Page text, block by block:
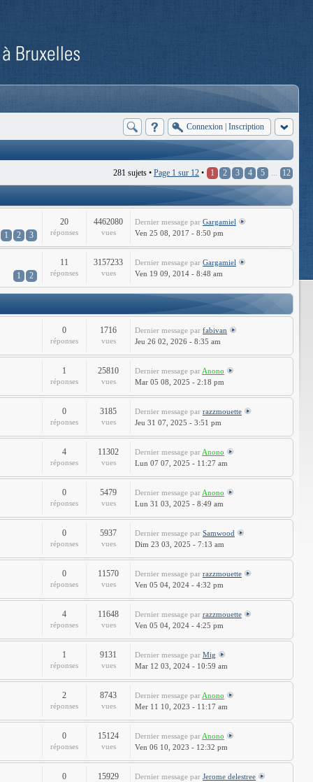
Connexion Inscription
281 sujets • Page 1 sur 12 • 1 2 3 4 5 ... 12
1 2 3
20
réponses
4462080
vues
Dernier message par Gargamiel
Ven 25 08, 2017 - 8:50 pm
1 2
11
réponses
3157233
vues
Dernier message par Gargamiel
Ven 19 09, 2014 - 8:48 am
0
réponses
1716
vues
Dernier message par fabivan
Jeu 26 02, 2026 - 8:35 am
1
réponses
25810
vues
Dernier message par Anono
Mar 05 08, 2025 - 2:18 pm
0
réponses
3185
vues
Dernier message par razzmouette
Jeu 31 07, 2025 - 3:51 pm
4
réponses
11302
vues
Dernier message par Anono
Lun 07 07, 2025 - 11:27 am
0
réponses
5479
vues
Dernier message par Anono
Lun 31 03, 2025 - 8:49 am
0
réponses
5937
vues
Dernier message par Samwood
Dim 23 03, 2025 - 7:13 am
0
réponses
11570
vues
Dernier message par razzmouette
Ven 05 04, 2024 - 4:32 pm
4
réponses
11648
vues
Dernier message par razzmouette
Ven 05 04, 2024 - 4:25 pm
1
réponses
9131
vues
Dernier message par Mig
Mar 12 03, 2024 - 10:59 am
2
réponses
8743
vues
Dernier message par Anono
Mer 11 10, 2023 - 11:17 am
0
réponses
15124
vues
Dernier message par Anono
Ven 06 10, 2023 - 12:32 pm
0 15929 Dernier message par Jerome delestree